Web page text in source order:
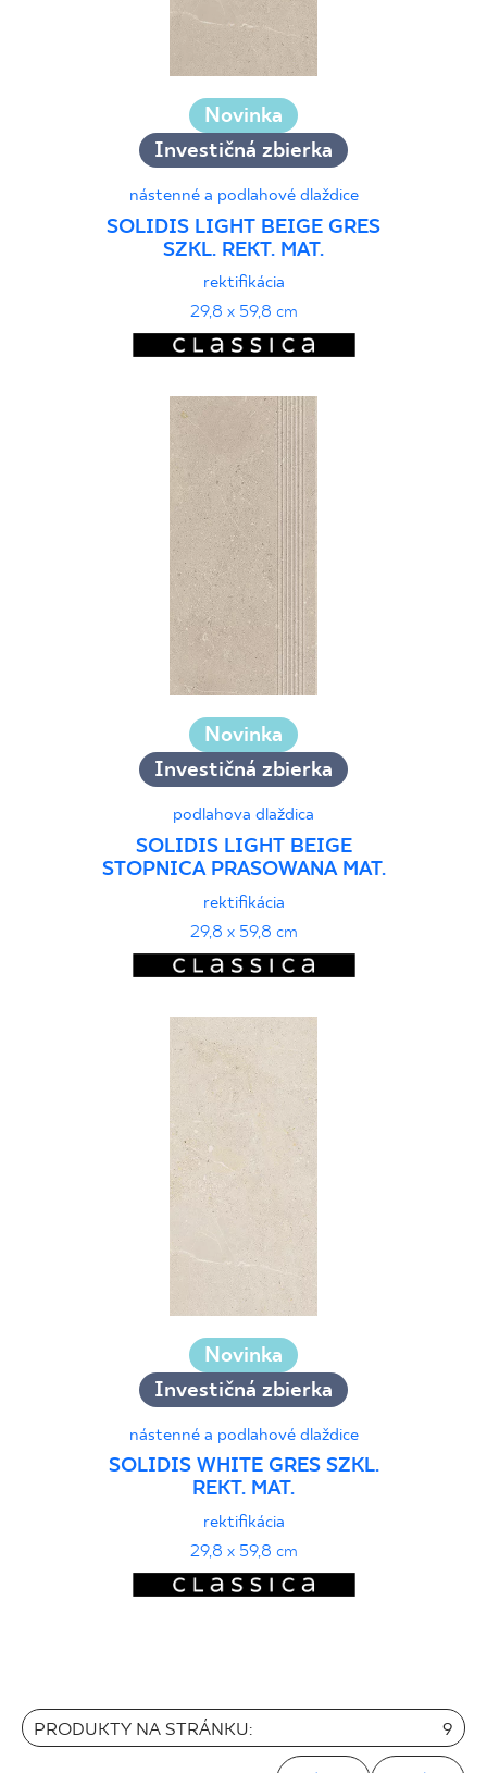
Novinka
Investičná zbierka
nástenné a podlahové dlaždice
SOLIDIS LIGHT BEIGE GRES
SZKL. REKT. MAT.
rektifikácia
29,8 x 59,8 cm
Novinka
Investičná zbierka
podlahova dlaždica
SOLIDIS LIGHT BEIGE
STOPNICA PRASOWANA MAT.
rektifikácia
29,8 x 59,8 cm
Novinka
Investičná zbierka
nástenné a podlahové dlaždice
SOLIDIS WHITE GRES SZKL.
REKT. MAT.
rektifikácia
29,8 x 59,8 cm
PRODUKTY NA STRÁNKU: 9